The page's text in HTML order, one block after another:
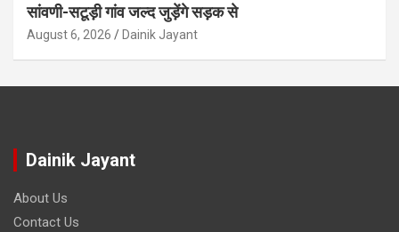
सांवणी-सटूड़ी गांव जल्द जुड़ेंगे सड़क से
August 6, 2026 Dainik Jayant
Dainik Jayant
About Us
Contact Us